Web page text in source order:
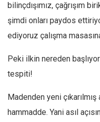
Kategoriler
Kültür Sanat
Karisi kitap sualleri
Ekonomi
Spor
bilinçdışımız, çağrışım
şimdi onları paydos
ediyoruz çalışma
Peki ilkin nereden
tespiti!
Madenden yeni
hammadde. Yani asıl